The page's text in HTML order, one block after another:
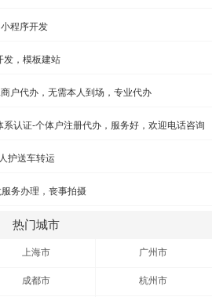
程序开发
发，模板建站
户代办，无需本人到场，专业代办
认证-个体户注册代办，服务好，欢迎电话咨询
护送车转运
务办理，丧事拍摄
热门城市
上海市 广州市
成都市 杭州市